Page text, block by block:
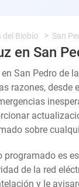
del Biobío San
en San
San Pedro de
razones, desde
sobre
programado es
de la red
y le